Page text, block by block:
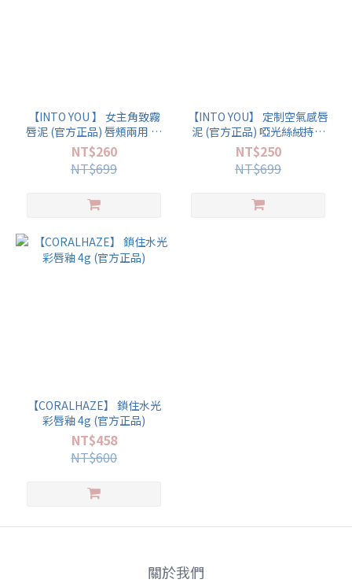
【INTO YOU 】 女主角致霧
唇泥 (官方正品) 唇頰兩用 女
主角唇泥 絲絨唇泥
NT$260
NT$699
【INTO YOU】 定制空氣感唇
泥 (官方正品) 啞光絲絨持久
顯白唇釉
NT$250
NT$699
【CORALHAZE】 鎖住水光
彩唇釉 4g (官方正品)
NT$458
NT$600
關於我們